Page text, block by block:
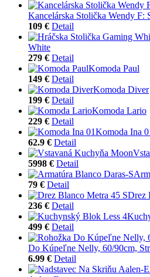
Kancelárska Stolička Wendy F:
109 € Detail
White
279 € Detail
Komoda Paul
149 € Detail
Komoda Diver
199 € Detail
Komoda Lario
229 € Detail
Komoda Ina
62.9 € Detail
5998 € Detail
79 € Detail
Drez
236 € Detail
499 € Detail
Do Kúpeľne Nelly, 60/90cm,
6.99 € Detail